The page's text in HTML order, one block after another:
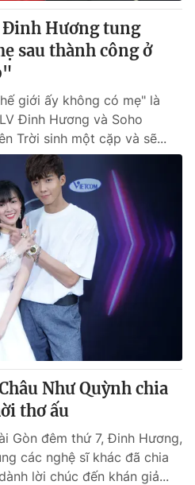
báo điện tử số 483/GP-BTTTT
Mỹ Hạnh, Phạm Quốc Thắng,
- 024.38 355 932
897 897
thức nếu không có sự chấp
VTV.vn khi phát hành lại
Đinh Hương tung
sau thành công ở
giới ấy không có mẹ" là
Đinh Hương và Soho
Trời sinh một cặp và sẽ...
Như Quỳnh chia
thơ ấu
Gòn đêm thứ 7, Đinh Hương,
các nghệ sĩ khác đã chia
lời chúc đến khán giả...